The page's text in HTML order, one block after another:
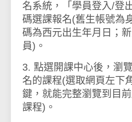
名系統，「學員登入/登
碼選課報名(舊生帳號為
碼為西元出生年月日；
員)。
3. 點選開課中心後，瀏
名的課程(選取網頁左下
鍵，就能完整瀏覽到目
課程)。